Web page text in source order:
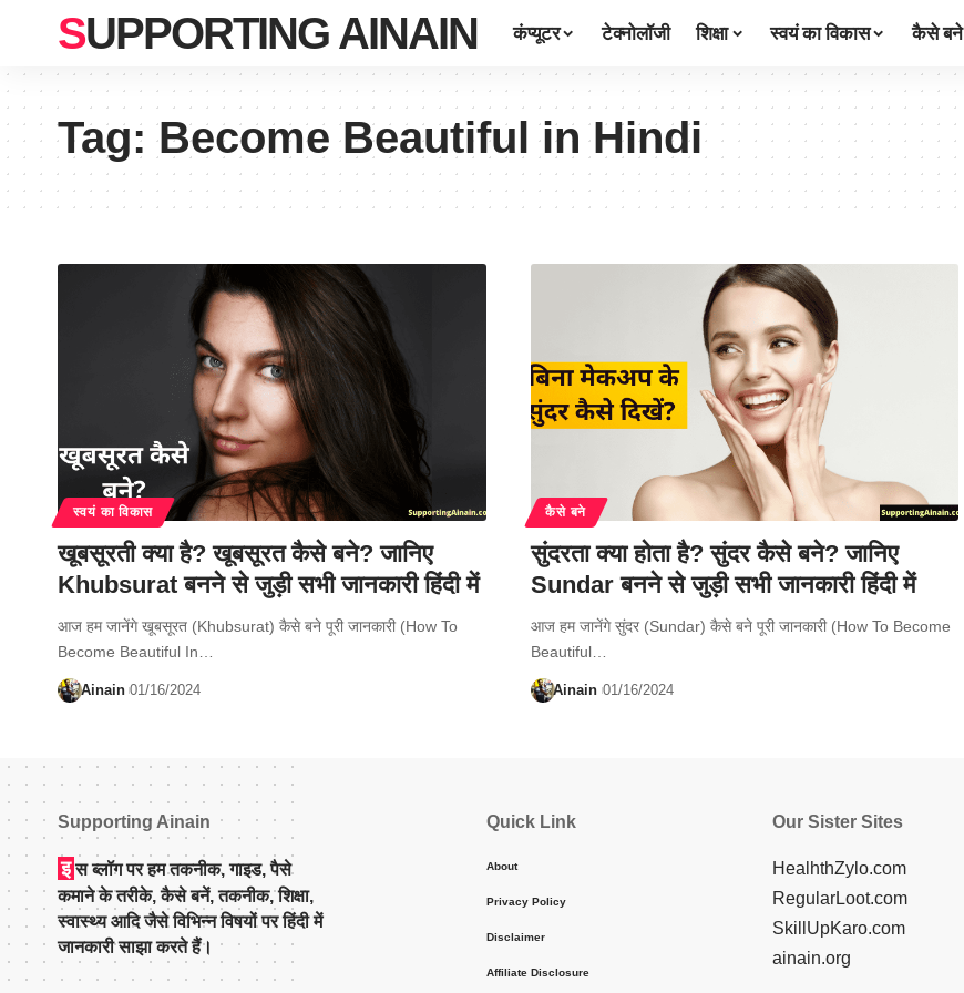
SUPPORTING AINAIN कंप्यूटर टेक्नोलॉजी शिक्षा स्वयं का विकास कैसे बने
Tag:Become Beautiful in Hindi
स्वयं का विकास
खूबसूरती क्या है? खूबसूरत कैसे बने? जानिए
Khubsurat बनने से जुड़ी सभी जानकारी हिंदी में
आज हम जानेंगे खूबसूरत (Khubsurat) कैसे बने पूरी जानकारी (How To
Become Beautiful In…
Ainain 01/16/2024
कैसे बने
सुंदरता क्या होता है? सुंदर कैसे बने? जानिए
Sundar बनने से जुड़ी सभी जानकारी हिंदी में
आज हम जानेंगे सुंदर (Sundar) कैसे बने पूरी जानकारी (How To Become
Beautiful…
Ainain 01/16/2024
Supporting Ainain
इ स ब्लॉग पर हम तकनीक, गाइड, पैसे
कमाने के तरीके, कैसे बनें, तकनीक, शिक्षा,
स्वास्थ्य आदि जैसे विभिन्न विषयों पर हिंदी में
जानकारी साझा करते हैं।
Quick Link
About
Privacy Policy
Disclaimer
Affiliate Disclosure
Our Sister Sites
HealhthZylo.com
RegularLoot.com
SkillUpKaro.com
ainain.org